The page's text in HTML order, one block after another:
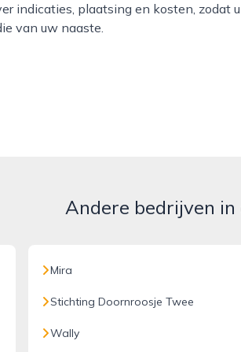
indicaties, plaatsing en kosten, zodat
van uw naaste.
Andere bedrijven in
Mira
Stichting Doornroosje Twee
Wally